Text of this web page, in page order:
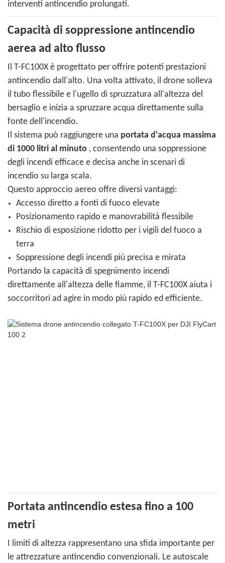
interventi antincendio prolungati.
Capacità di soppressione antincendio
aerea ad alto flusso
Il T-FC100X è progettato per offrire potenti prestazioni
antincendio dall'alto. Una volta attivato, il drone solleva
il tubo flessibile e l'ugello di spruzzatura all'altezza del
bersaglio e inizia a spruzzare acqua direttamente sulla
fonte dell'incendio.
Il sistema può raggiungere una portata d'acqua massima
di 1000 litri al minuto , consentendo una soppressione
degli incendi efficace e decisa anche in scenari di
incendio su larga scala.
Questo approccio aereo offre diversi vantaggi:
Accesso diretto a fonti di fuoco elevate
Posizionamento rapido e manovrabilità flessibile
Rischio di esposizione ridotto per i vigili del fuoco a
terra
Soppressione degli incendi più precisa e mirata
Portando la capacità di spegnimento incendi
direttamente all'altezza delle fiamme, il T-FC100X aiuta i
soccorritori ad agire in modo più rapido ed efficiente.
Portata antincendio estesa fino a 100
metri
I limiti di altezza rappresentano una sfida importante per
le attrezzature antincendio convenzionali. Le autoscale